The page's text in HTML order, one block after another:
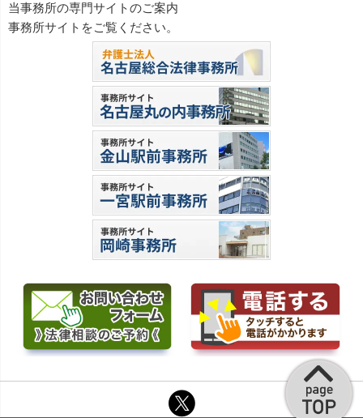
当事務所の専門サイトのご案内
事務所サイトをご覧ください。